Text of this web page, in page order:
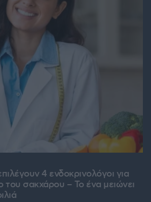
4 ενδοκρινολόγοι για
του σακχάρου – Το ένα μειώνει